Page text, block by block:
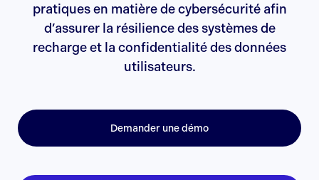
pratiques en matière de cybersécurité afin
d’assurer la résilience des systèmes de
recharge et la confidentialité des données
utilisateurs.
Demander une démo